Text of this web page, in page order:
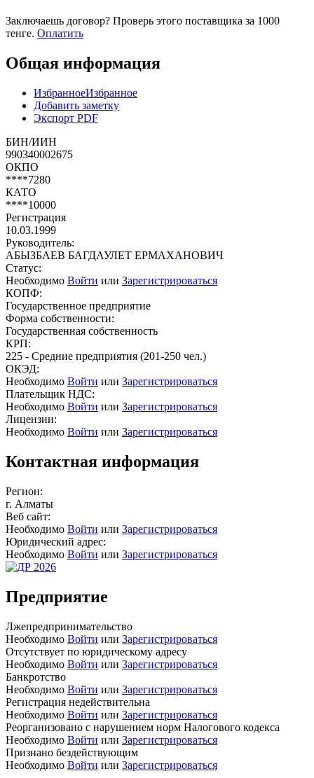
Заключаешь договор? Проверь этого поставщика за 1000
тенге. Оплатить
Общая информация
ИзбранноеИзбранное
Добавить заметку
Экспорт PDF
БИН/ИИН
990340002675
ОКПО
****7280
КАТО
****10000
Регистрация
10.03.1999
Руководитель:
АБЫЗБАЕВ БАГДАУЛЕТ ЕРМАХАНОВИЧ
Статус:
Необходимо Войти или Зарегистрироваться
КОПФ:
Государственное предприятие
Форма собственности:
Государственная собственность
КРП:
225 - Средние предприятия (201-250 чел.)
ОКЭД:
Необходимо Войти или Зарегистрироваться
Плательщик НДС:
Необходимо Войти или Зарегистрироваться
Лицензии:
Необходимо Войти или Зарегистрироваться
Контактная информация
Регион:
г. Алматы
Веб сайт:
Необходимо Войти или Зарегистрироваться
Юридический адрес:
Необходимо Войти или Зарегистрироваться
Предприятие
Лжепредпринимательство
Необходимо Войти или Зарегистрироваться
Отсутствует по юридическому адресу
Необходимо Войти или Зарегистрироваться
Банкротство
Необходимо Войти или Зарегистрироваться
Регистрация недействительна
Необходимо Войти или Зарегистрироваться
Реорганизовано с нарушением норм Налогового кодекса
Необходимо Войти или Зарегистрироваться
Признано бездействующим
Необходимо Войти или Зарегистрироваться